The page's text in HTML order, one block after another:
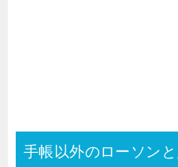
手帳以外のローソン